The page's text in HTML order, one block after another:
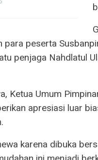
para peserta
penjaga Nahdlatul
Ketua Umum
apresiasi luar
karena dibuka